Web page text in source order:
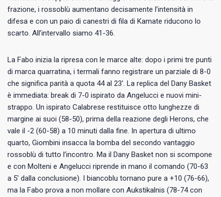
frazione, i rossoblù aumentano decisamente l’intensità in
difesa e con un paio di canestri di fila di Kamate riducono lo
scarto. All’intervallo siamo 41-36.
La Fabo inizia la ripresa con le marce alte: dopo i primi tre punti
di marca quarratina, i termali fanno registrare un parziale di 8-0
che significa parità a quota 44 al 23′. La replica del Dany Basket
è immediata: break di 7-0 ispirato da Angelucci e nuovi mini-
strappo. Un ispirato Calabrese restituisce otto lunghezze di
margine ai suoi (58-50), prima della reazione degli Herons, che
vale il -2 (60-58) a 10 minuti dalla fine. In apertura di ultimo
quarto, Giombini insacca la bomba del secondo vantaggio
rossoblù di tutto l’incontro. Ma il Dany Basket non si scompone
e con Molteni e Angelucci riprende in mano il comando (70-63
a 5′ dalla conclusione). I biancoblu tornano pure a +10 (76-66),
ma la Fabo prova a non mollare con Aukstikalnis (78-74 con